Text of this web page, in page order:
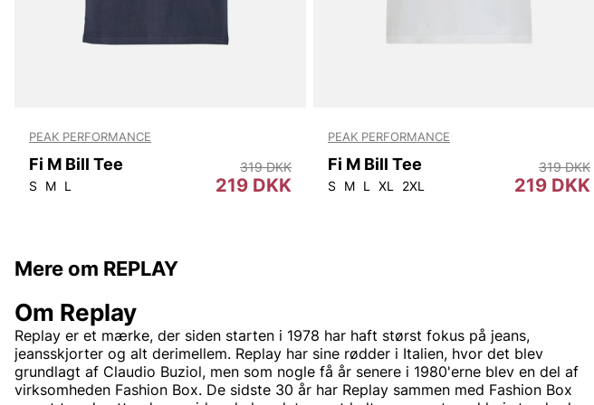
PEAK PERFORMANCE
Fi M Bill Tee
S M L 219 DKK
319 DKK
PEAK PERFORMANCE
Fi M Bill Tee
S M L XL 2XL 219 DKK
319 DKK
Mere om REPLAY
Om Replay
Replay er et mærke, der siden starten i 1978 har haft størst fokus på jeans,
jeansskjorter og alt derimellem. Replay har sine rødder i Italien, hvor det blev
grundlagt af Claudio Buziol, men som nogle få år senere i 1980'erne blev en del af
virksomheden Fashion Box. De sidste 30 år har Replay sammen med Fashion Box